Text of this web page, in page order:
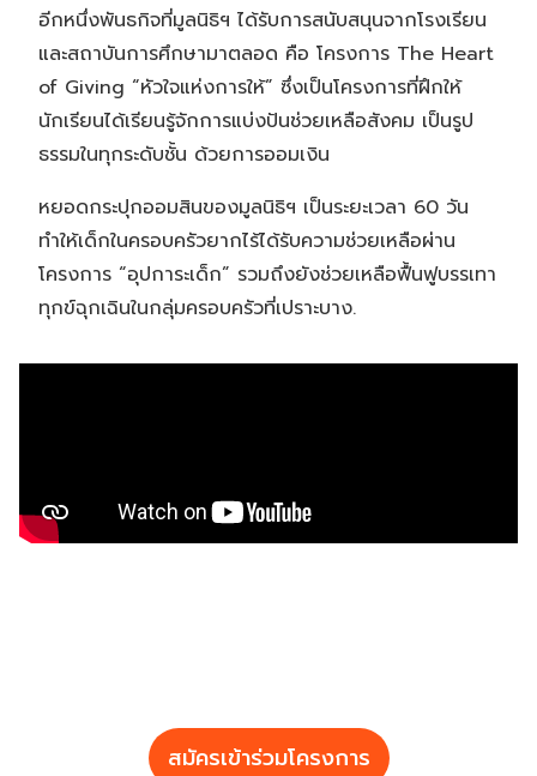
อีกหนึ่งพันธกิจที่มูลนิธิฯ ได้รับการสนับสนุนจากโรงเรียน
และสถาบันการศึกษามาตลอด คือ โครงการ The Heart
of Giving “หัวใจแห่งการให้” ซึ่งเป็นโครงการที่ฝึกให้
นักเรียนได้เรียนรู้จักการแบ่งปันช่วยเหลือสังคม เป็นรูป
ธรรมในทุกระดับชั้น ด้วยการออมเงิน
หยอดกระปุกออมสินของมูลนิธิฯ เป็นระยะเวลา 60 วัน
ทำให้เด็กในครอบครัวยากไร้ได้รับความช่วยเหลือผ่าน
โครงการ “อุปการะเด็ก” รวมถึงยังช่วยเหลือฟื้นฟูบรรเทา
ทุกข์ฉุกเฉินในกลุ่มครอบครัวที่เปราะบาง.
สมัครเข้าร่วมโครงการ